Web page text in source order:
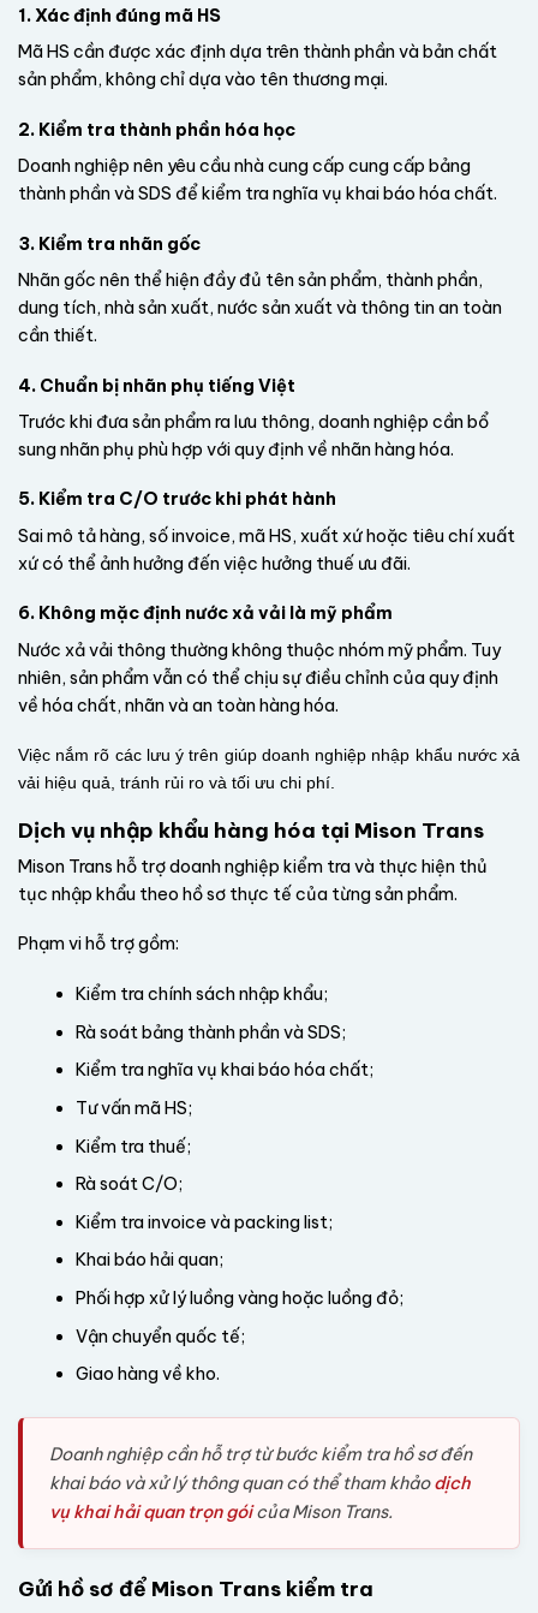
1. Xác định đúng mã HS
Mã HS cần được xác định dựa trên thành phần và bản chất
sản phẩm, không chỉ dựa vào tên thương mại.
2. Kiểm tra thành phần hóa học
Doanh nghiệp nên yêu cầu nhà cung cấp cung cấp bảng
thành phần và SDS để kiểm tra nghĩa vụ khai báo hóa chất.
3. Kiểm tra nhãn gốc
Nhãn gốc nên thể hiện đầy đủ tên sản phẩm, thành phần,
dung tích, nhà sản xuất, nước sản xuất và thông tin an toàn
cần thiết.
4. Chuẩn bị nhãn phụ tiếng Việt
Trước khi đưa sản phẩm ra lưu thông, doanh nghiệp cần bổ
sung nhãn phụ phù hợp với quy định về nhãn hàng hóa.
5. Kiểm tra C/O trước khi phát hành
Sai mô tả hàng, số invoice, mã HS, xuất xứ hoặc tiêu chí xuất
xứ có thể ảnh hưởng đến việc hưởng thuế ưu đãi.
6. Không mặc định nước xả vải là mỹ phẩm
Nước xả vải thông thường không thuộc nhóm mỹ phẩm. Tuy
nhiên, sản phẩm vẫn có thể chịu sự điều chỉnh của quy định
về hóa chất, nhãn và an toàn hàng hóa.
Việc nắm rõ các lưu ý trên giúp doanh nghiệp nhập khẩu nước xả
vải hiệu quả, tránh rủi ro và tối ưu chi phí.
Dịch vụ nhập khẩu hàng hóa tại Mison Trans
Mison Trans hỗ trợ doanh nghiệp kiểm tra và thực hiện thủ
tục nhập khẩu theo hồ sơ thực tế của từng sản phẩm.
Phạm vi hỗ trợ gồm:
Kiểm tra chính sách nhập khẩu;
Rà soát bảng thành phần và SDS;
Kiểm tra nghĩa vụ khai báo hóa chất;
Tư vấn mã HS;
Kiểm tra thuế;
Rà soát C/O;
Kiểm tra invoice và packing list;
Khai báo hải quan;
Phối hợp xử lý luồng vàng hoặc luồng đỏ;
Vận chuyển quốc tế;
Giao hàng về kho.
Doanh nghiệp cần hỗ trợ từ bước kiểm tra hồ sơ đến
khai báo và xử lý thông quan có thể tham khảodịch
vụ khai hải quan trọn góicủa Mison Trans.
Gửi hồ sơ để Mison Trans kiểm tra